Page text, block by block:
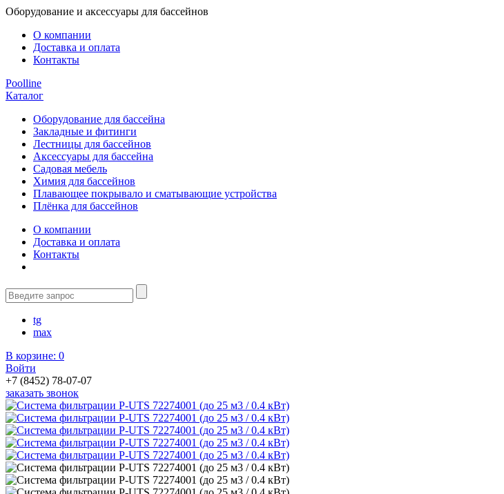
Оборудование и аксессуары для бассейнов
О компании
Доставка и оплата
Контакты
Poolline
Каталог
Оборудование для бассейна
Закладные и фитинги
Лестницы для бассейнов
Аксессуары для бассейна
Садовая мебель
Химия для бассейнов
Плавающее покрывало и сматывающие устройства
Плёнка для бассейнов
О компании
Доставка и оплата
Контакты
tg
max
В корзине: 0
Войти
+7 (8452) 78-07-07
заказать звонок